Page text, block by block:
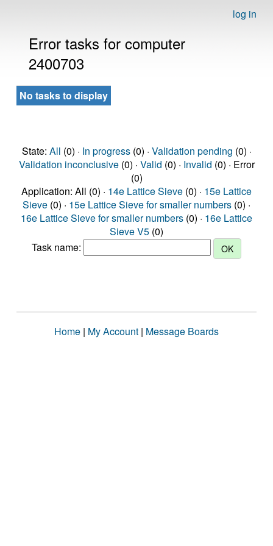
log in
Error tasks for computer
2400703
No tasks to display
State: All (0) · In progress(0) · Validation pending (0) ·
Validation inconclusive(0) · Valid (0) · Invalid (0) · Error
(0)
Application: All (0) · 14e Lattice Sieve (0) · 15e Lattice
Sieve (0) · 15e Lattice Sieve for smaller numbers (0) ·
16e Lattice Sieve for smaller numbers (0) · 16e Lattice
Sieve V5 (0)
Task name:
Home | My Account | Message Boards